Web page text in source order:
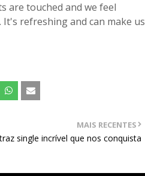
are touched and we feel
refreshing and can make us
MAIS RECENTES
single incrível que nos conquista